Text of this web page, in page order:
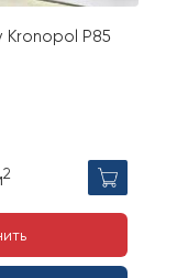
Kronopol P85
2